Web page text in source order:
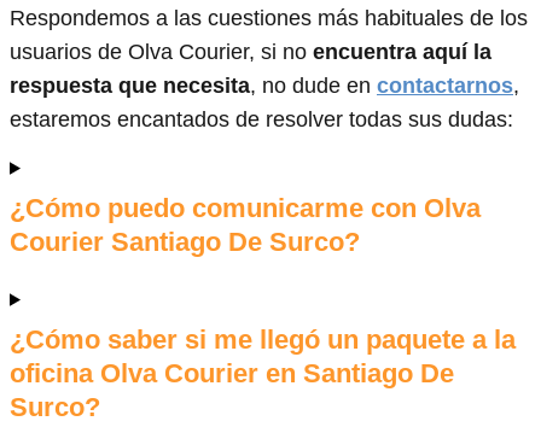
Respondemos a las cuestiones más habituales de los
usuarios de Olva Courier, si no encuentra aquí la
respuesta que necesita, no dude en contactarnos,
estaremos encantados de resolver todas sus dudas:
¿Cómo puedo comunicarme con Olva
Courier Santiago De Surco?
¿Cómo saber si me llegó un paquete a la
oficina Olva Courier en Santiago De
Surco?